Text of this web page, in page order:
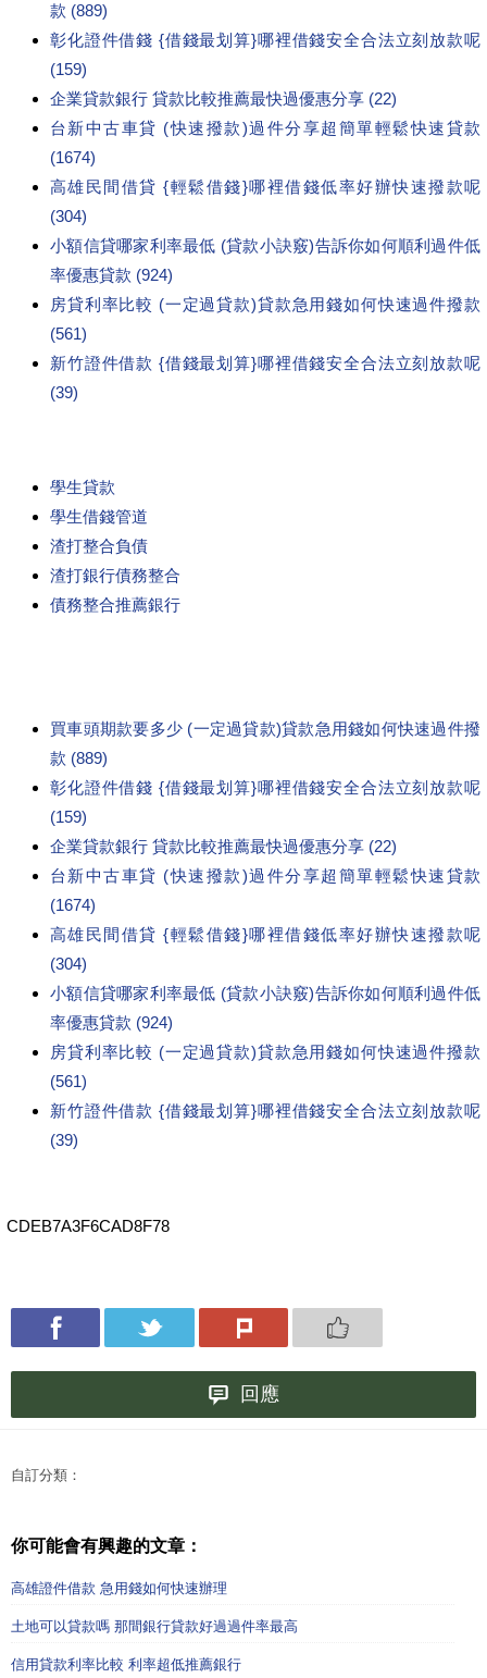
款 (889)
彰化證件借錢 {借錢最划算}哪裡借錢安全合法立刻放款呢
(159)
企業貸款銀行 貸款比較推薦最快過優惠分享 (22)
台新中古車貸 (快速撥款)過件分享超簡單輕鬆快速貸款
(1674)
高雄民間借貸 {輕鬆借錢}哪裡借錢低率好辦快速撥款呢
(304)
小額信貸哪家利率最低 (貸款小訣竅)告訴你如何順利過件低
率優惠貸款 (924)
房貸利率比較 (一定過貸款)貸款急用錢如何快速過件撥款
(561)
新竹證件借款 {借錢最划算}哪裡借錢安全合法立刻放款呢
(39)
學生貸款
學生借錢管道
渣打整合負債
渣打銀行債務整合
債務整合推薦銀行
買車頭期款要多少 (一定過貸款)貸款急用錢如何快速過件撥
款 (889)
彰化證件借錢 {借錢最划算}哪裡借錢安全合法立刻放款呢
(159)
企業貸款銀行 貸款比較推薦最快過優惠分享 (22)
台新中古車貸 (快速撥款)過件分享超簡單輕鬆快速貸款
(1674)
高雄民間借貸 {輕鬆借錢}哪裡借錢低率好辦快速撥款呢
(304)
小額信貸哪家利率最低 (貸款小訣竅)告訴你如何順利過件低
率優惠貸款 (924)
房貸利率比較 (一定過貸款)貸款急用錢如何快速過件撥款
(561)
新竹證件借款 {借錢最划算}哪裡借錢安全合法立刻放款呢
(39)
CDEB7A3F6CAD8F78
回應
自訂分類：
你可能會有興趣的文章：
高雄證件借款 急用錢如何快速辦理
土地可以貸款嗎 那間銀行貸款好過過件率最高
信用貸款利率比較 利率超低推薦銀行